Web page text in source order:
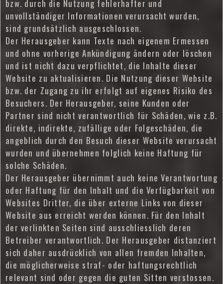
bzw. durch die Nutzung fehlerhafter und
unvollständiger Informationen verursacht wurden,
sind grundsätzlich ausgeschlossen.
Der Herausgeber kann Texte nach eigenem Ermessen
und ohne vorherige Ankündigung ändern oder löschen
und ist nicht dazu verpflichtet, die Inhalte dieser
Website zu aktualisieren. Die Nutzung dieser Website
bzw. der Zugang zu ihr erfolgt auf eigenes Risiko des
Besuchers. Der Herausgeber, seine Kunden oder
Partner sind nicht verantwortlich für Schäden, wie z.B.
direkte, indirekte, zufällige oder Folgeschäden, die
angeblich durch den Besuch dieser Website verursacht
wurden und übernehmen folglich keine Haftung für
solche Schäden.
Der Herausgeber übernimmt auch keine Verantwortung
oder Haftung für den Inhalt und die Verfügbarkeit von
Websites Dritter, die über externe Links von dieser
Website aus erreicht werden können. Für den Inhalt
der verlinkten Seiten sind ausschliesslich deren
Betreiber verantwortlich. Der Herausgeber distanziert
sich daher ausdrücklich von allen fremden Inhalten,
die möglicherweise straf- oder haftungsrechtlich
relevant sind oder gegen die guten Sitten verstossen.